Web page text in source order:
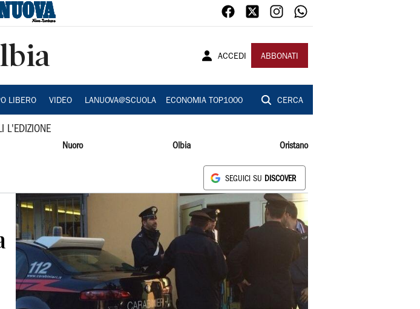
ACCEDI ABBONATI
LIBERO VIDEO LANUOVA@SCUOLA ECONOMIA TOP1000 CERCA
L'EDIZIONE
Nuoro Olbia Oristano
SEGUICI SU DISCOVER